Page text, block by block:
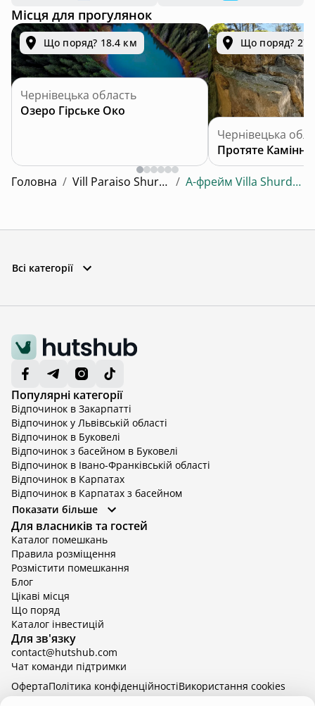
Місця для прогулянок
Що поряд? 18.4 км
Чернівецька область
Озеро Гірське Око
Що поряд?
Чернівецька
Головна / Vill Paraiso Shurdyn / А-фрейм Villa Shurdyn 1
Всі категорії
Популярні категорії
Відпочинок в Закарпатті
Відпочинок у Львівській області
Відпочинок в Буковелі
Відпочинок з басейном в Буковелі
Відпочинок в Івано-Франківській області
Відпочинок в Карпатах
Відпочинок в Карпатах з басейном
Відпочинок в Київській області
Відпочинок в Київській області з басейном
Відпочинок в Тернопільській області
Відпочинок у Вінницькій області
Відпочинок в Яремче
Відпочинок у Львівській області з басейном
Відпочинок з басейном в Тернопільській області
Показати більше
Для власників та гостей
Каталог помешкань
Правила розміщення
Розмістити помешкання
Блог
Цікаві місця
Що поряд
Каталог інвестицій
Для зв'язку
contact@hutshub.com
Чат команди підтримки
hutshub | ©2026
ОфертаПолітика конфіденційностіBикористання cookies